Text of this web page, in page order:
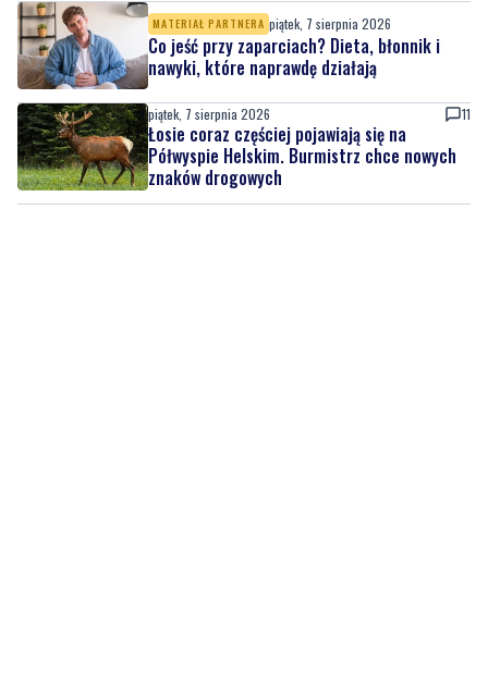
MATERIAŁ PARTNERA piątek, 7 sierpnia 2026
Co jeść przy zaparciach? Dieta, błonnik i
nawyki, które naprawdę działają
piątek, 7 sierpnia 2026 11
Łosie coraz częściej pojawiają się na
Półwyspie Helskim. Burmistrz chce nowych
znaków drogowych